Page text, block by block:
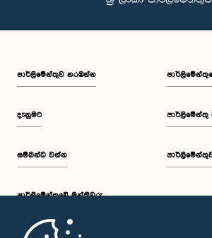
පාර්ලි‌මේන්තුව නරඹන්න
දැනුමට
සම්බන්ධ වන්න
පාර්ලි‌මේන්තුවේ මන්ත්‍රීවරු
මුල් පිටුව
පාර්ලිමේන්තු